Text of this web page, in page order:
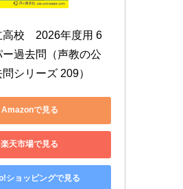
校　2026年度用 6
過去問（声教の公
シリーズ 209）
Amazonで見る
楽天市場で見る
ショッピングで見る